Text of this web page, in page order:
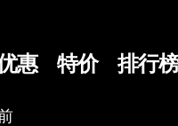
惠 特价 排行